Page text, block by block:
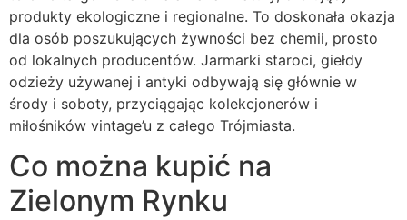
produkty ekologiczne i regionalne. To doskonała okazja
dla osób poszukujących żywności bez chemii, prosto
od lokalnych producentów. Jarmarki staroci, giełdy
odzieży używanej i antyki odbywają się głównie w
środy i soboty, przyciągając kolekcjonerów i
miłośników vintage’u z całego Trójmiasta.
Co można kupić na
Zielonym Rynku